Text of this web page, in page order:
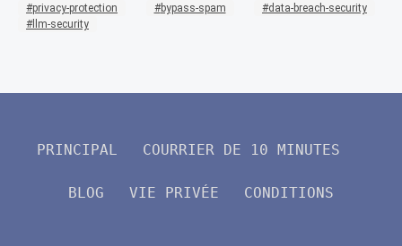
privacy-protection
bypass-spam
data-breach-security
llm-security
PRINCIPAL COURRIER DE 10 MINUTES
BLOG VIE PRIVÉE CONDITIONS